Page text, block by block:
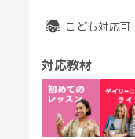
こども対応可
対応教材